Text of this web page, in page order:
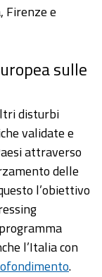
Firenze e
sulle
disturbi
validate e
attraverso
delle
l’obiettivo
l’Italia con
.